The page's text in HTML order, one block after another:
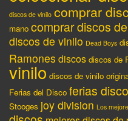
discos de vinilo comprar
mano comprar discos
discos de vinilo Dead Boys
Ramones discos discos de
vinilo discos de vinilo
Ferias del Disco ferias disco
Stooges joy division Los